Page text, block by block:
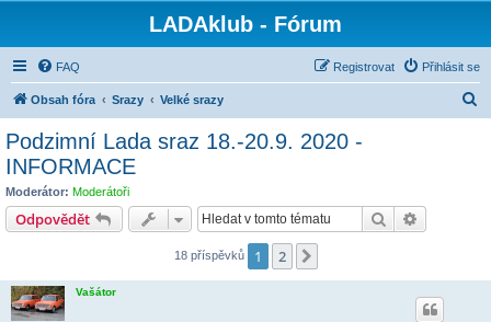
LADAklub - Fórum
FAQ Přihlásit se
Registrovat
Obsah fóra Srazy Velké srazy
Podzimní Lada sraz 18.-20.9. 2020 -
INFORMACE
Moderátor: Moderátoři
Odpovědět Hledat
18 příspěvků 1 2
Vašátor